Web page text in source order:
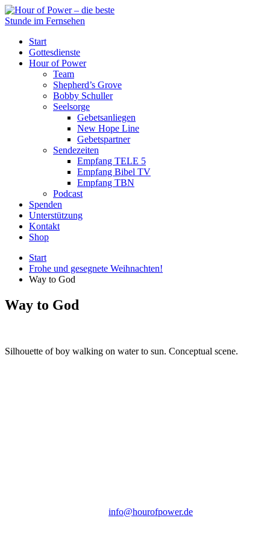
Start
Gottesdienste
Hour of Power
Team
Shepherd’s Grove
Bobby Schuller
Seelsorge
Gebetsanliegen
New Hope Line
Gebetspartner
Sendezeiten
Empfang TELE 5
Empfang Bibel TV
Empfang TBN
Podcast
Spenden
Unterstützung
Kontakt
Shop
Start
Frohe und gesegnete Weihnachten!
Way to God
Way to God
Silhouette of boy walking on water to sun. Conceptual scene.
info@hourofpower.de